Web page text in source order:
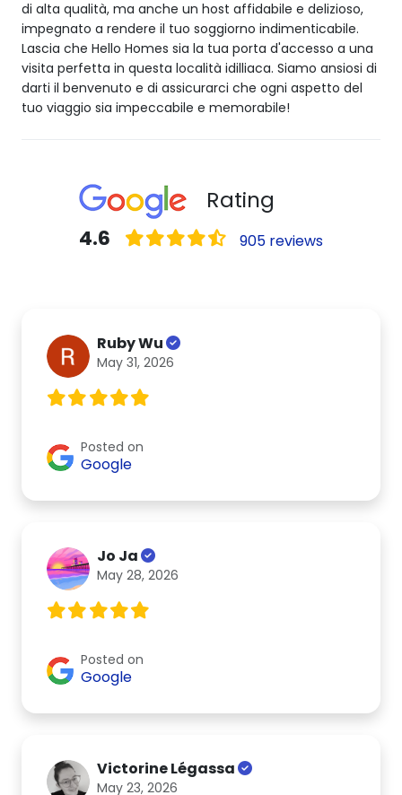
di alta qualità, ma anche un host affidabile e delizioso,
impegnato a rendere il tuo soggiorno indimenticabile.
Lascia che Hello Homes sia la tua porta d'accesso a una
visita perfetta in questa località idilliaca. Siamo ansiosi di
darti il benvenuto e di assicurarci che ogni aspetto del
tuo viaggio sia impeccabile e memorabile!
Rating
4.6 905 reviews
Ruby Wu
May 31, 2026
Posted on
Google
Jo Ja
May 28, 2026
Posted on
Google
Victorine Légassa
May 23, 2026